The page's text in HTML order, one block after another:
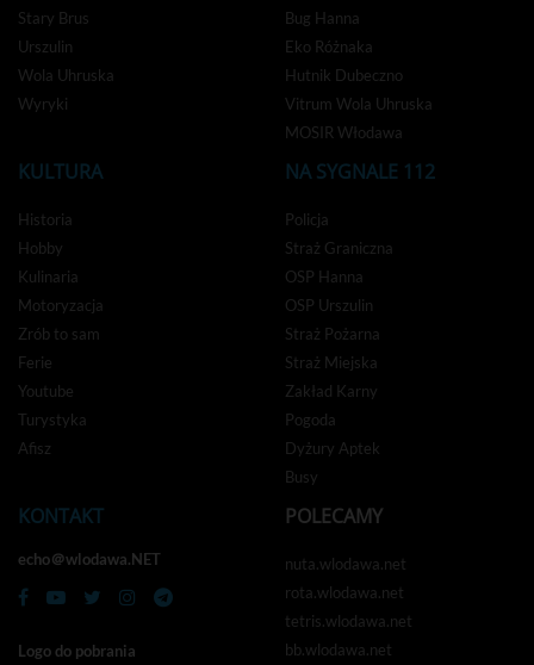
Stary Brus
Urszulin
Wola Uhruska
Wyryki
Bug Hanna
Eko Różnaka
Hutnik Dubeczno
Vitrum Wola Uhruska
MOSIR Włodawa
KULTURA
Historia
Hobby
Kulinaria
Motoryzacja
Zrób to sam
Ferie
Youtube
Turystyka
Afisz
NA SYGNALE 112
Policja
Straż Graniczna
OSP Hanna
OSP Urszulin
Straż Pożarna
Straż Miejska
Zakład Karny
Pogoda
Dyżury Aptek
Busy
KONTAKT
echo＠wlodawa.NET
Logo do pobrania
POLECAMY
nuta.wlodawa.net
rota.wlodawa.net
tetris.wlodawa.net
bb.wlodawa.net